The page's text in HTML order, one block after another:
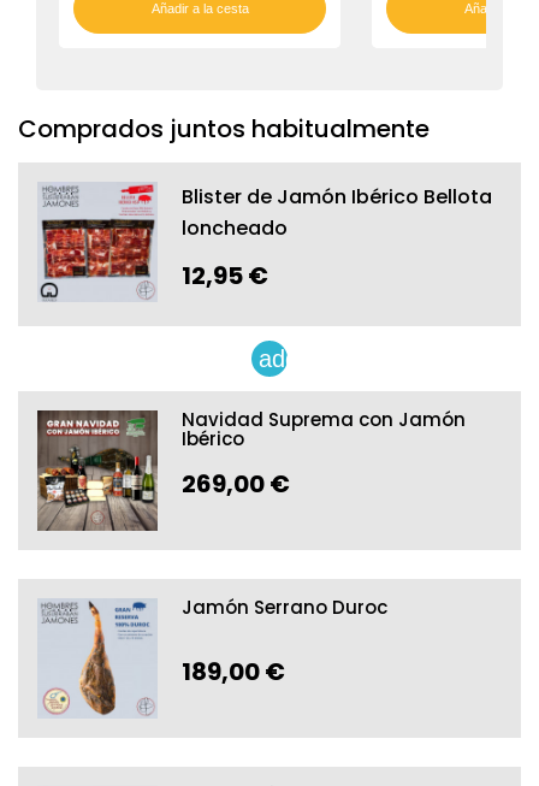
Añadir a la cesta Añadir a la
Comprados juntos habitualmente
Blister de Jamón Ibérico Bellota
loncheado
12,95 €
add
Navidad Suprema con Jamón
Ibérico
269,00 €
Jamón Serrano Duroc
189,00 €